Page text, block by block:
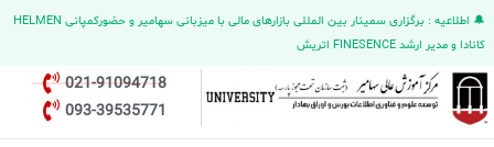
🔔 اطلاعیه : برگزاری سمینار بین المللی بازارهای مالی با میزبانی سهامیر و حضورکمپانی HELMEN
کانادا و مدیر ارشد FINESENCE اتریش
021-91094718
093-39535771